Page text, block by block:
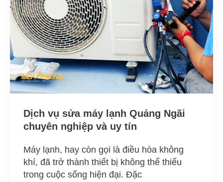
Dịch vụ sửa máy lạnh Quảng Ngãi
chuyên nghiệp và uy tín
Máy lạnh, hay còn gọi là điều hòa không
khí, đã trở thành thiết bị không thể thiếu
trong cuộc sống hiện đại. Đặc
sửa
máy
lạnh
Quảng
Ngãi
chuyên
nghiệp
và
uy
tín